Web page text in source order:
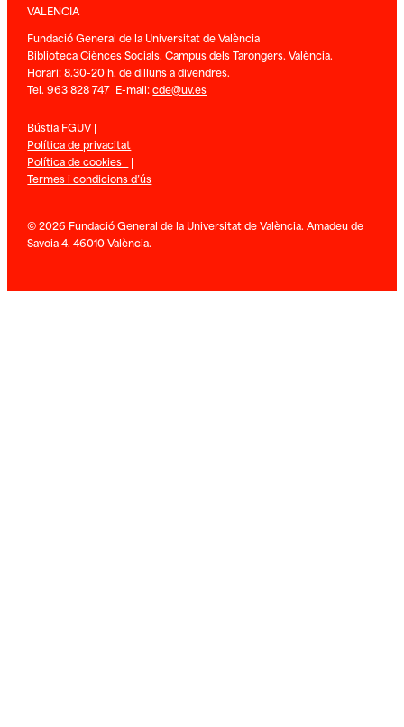
VALENCIA
Fundació General de la Universitat de València
Biblioteca Ciènces Socials. Campus dels Tarongers. València.
Horari: 8.30-20 h. de dilluns a divendres.
Tel. 963 828 747 E-mail:cde@uv.es
Bústia FGUV|
Política de privacitat
Política de cookies |
Termes i condicions d’ús
© 2026 Fundació General de la Universitat de València. Amadeu de
Savoia 4. 46010 València.